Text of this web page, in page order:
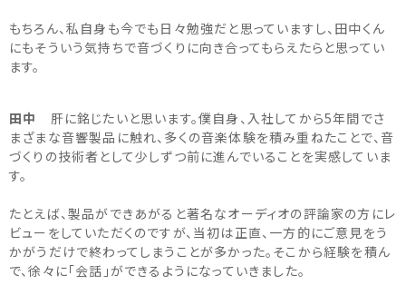
もちろん、私自身も今でも日々勉強だと思っていますし、田中くん
にもそういう気持ちで音づくりに向き合ってもらえたらと思ってい
ます。
田中
肝に銘じたいと思います。僕自身、入社してから5年間でさ
まざまな音響製品に触れ、多くの音楽体験を積み重ねたことで、音
づくりの技術者として少しずつ前に進んでいることを実感していま
す。
たとえば、製品ができあがると著名なオーディオの評論家の方にレ
ビューをしていただくのですが、当初は正直、一方的にご意見をう
かがうだけで終わってしまうことが多かった。そこから経験を積ん
で、徐々に「会話」ができるようになっていきました。